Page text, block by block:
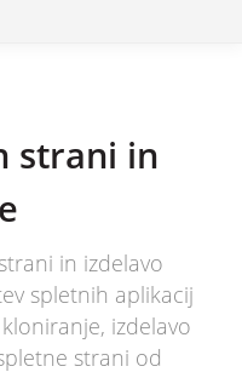
strani in
in izdelavo
spletnih aplikacij
izdelavo
strani od